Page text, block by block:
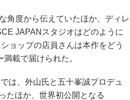
角度から伝えていたほか、ディレ
JAPANスタジオはどのように
ョップの店員さんは本作をどう
載で届けられた。
は、外山氏と五十峯誠プロデュ
たほか、世界初公開となる